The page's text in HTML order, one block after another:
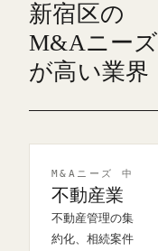
新宿区の
M&Aニーズ
が高い業界
M&Aニーズ 中
不動産業
不動産管理の集
約化、相続案件